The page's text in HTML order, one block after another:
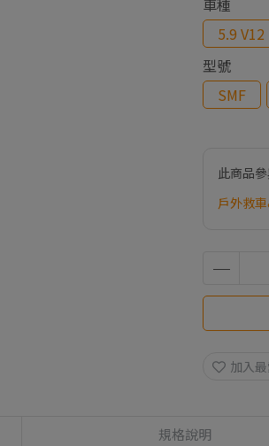
車種
5.9
型號
SMF
此商品
戶外救
加入
規格說明